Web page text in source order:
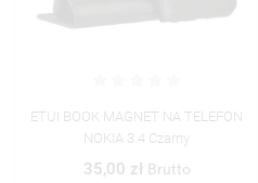
ETUI BOOK MAGNET NA TELEFON
NOKIA 3.4 Czarny
35,00 zł Brutto